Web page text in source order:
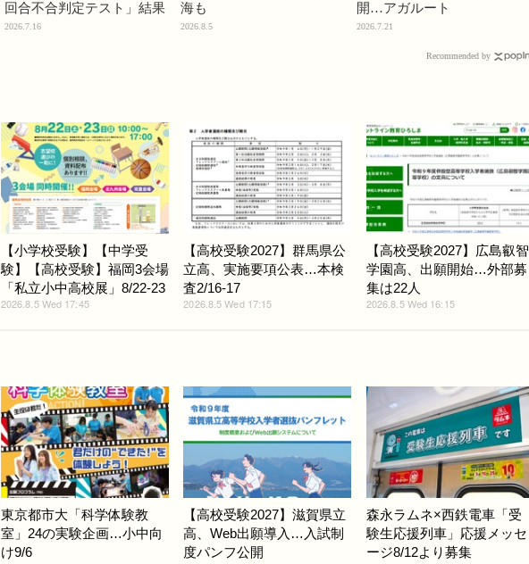
回合不合判定テスト」結果
2026.7.16
海も
2026.8.5
開…アガルート
2026.7.21
Recommended by
【小学校受験】【中学受
験】【高校受験】福岡3会場
「私立小中高校展」8/22-23
2026.8.5 Wed 17:45
【高校受験2027】群馬県公
立高、実施要項公表…本検
査2/16-17
2026.8.5 Wed 17:15
【高校受験2027】広島叡智
学園高、出願開始…外部募
集は22人
2026.8.5 Wed 16:15
東京都市大「科学体験教
室」24の実験企画…小中向
け9/6
【高校受験2027】滋賀県立
高、Web出願導入…入試制
度パンフ公開
森永ラムネ×西鉄電車「受
験生応援列車」応援メッセ
ージ8/12より募集